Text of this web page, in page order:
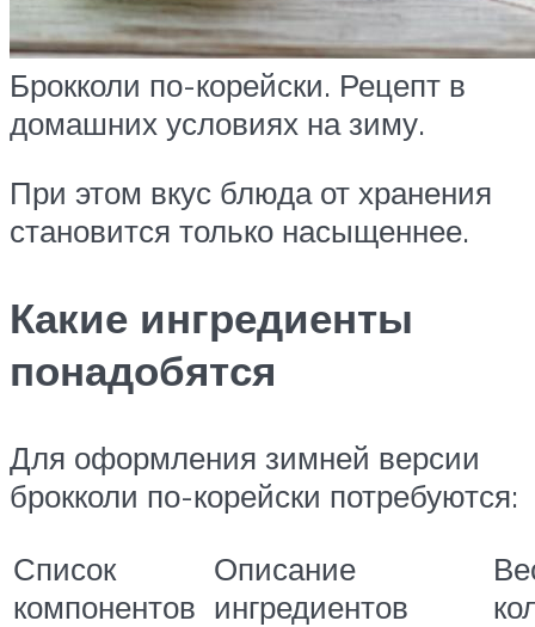
Брокколи по-корейски. Рецепт в
домашних условиях на зиму.
При этом вкус блюда от хранения
становится только насыщеннее.
Какие ингредиенты
понадобятся
Для оформления зимней версии
брокколи по-корейски потребуются:
Список
компонентов
Описание
ингредиентов